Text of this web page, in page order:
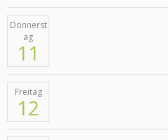
Donnerst
ag
11
Freitag
12